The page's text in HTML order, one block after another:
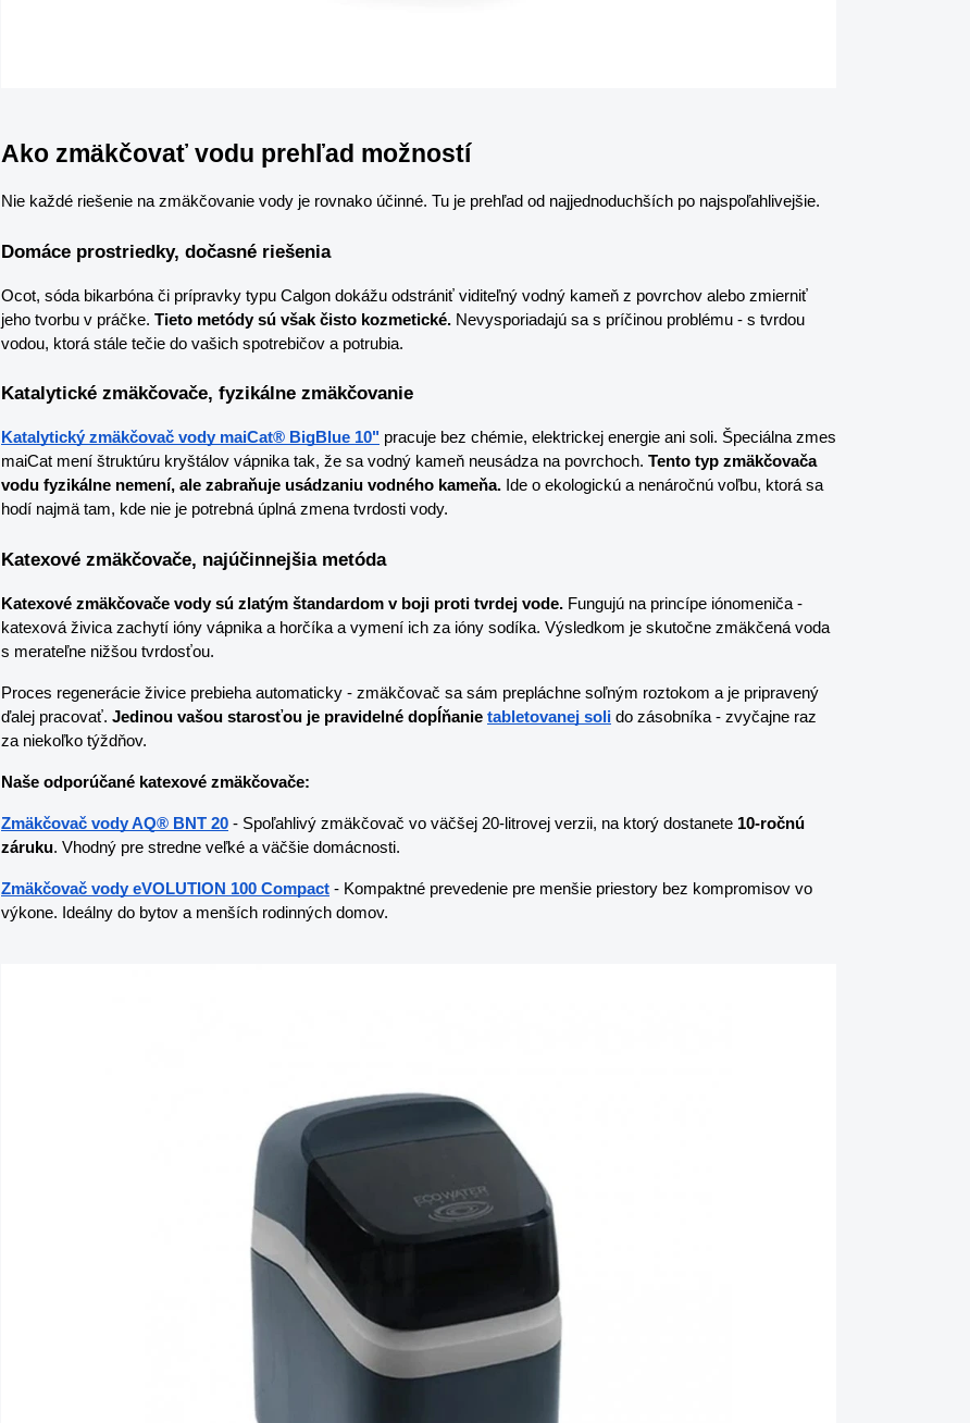
Ako zmäkčovať vodu prehľad možností
Nie každé riešenie na zmäkčovanie vody je rovnako účinné. Tu je prehľad od najjednoduchších po najspoľahlivejšie.
Domáce prostriedky, dočasné riešenia
Ocot, sóda bikarbóna či prípravky typu Calgon dokážu odstrániť viditeľný vodný kameň z povrchov alebo zmierniť
jeho tvorbu v práčke. Tieto metódy sú však čisto kozmetické. Nevysporiadajú sa s príčinou problému - s tvrdou
vodou, ktorá stále tečie do vašich spotrebičov a potrubia.
Katalytické zmäkčovače, fyzikálne zmäkčovanie
Katalytický zmäkčovač vody maiCat® BigBlue 10" pracuje bez chémie, elektrickej energie ani soli. Špeciálna zmes
maiCat mení štruktúru kryštálov vápnika tak, že sa vodný kameň neusádza na povrchoch. Tento typ zmäkčovača
vodu fyzikálne nemení, ale zabraňuje usádzaniu vodného kameňa. Ide o ekologickú a nenáročnú voľbu, ktorá sa
hodí najmä tam, kde nie je potrebná úplná zmena tvrdosti vody.
Katexové zmäkčovače, najúčinnejšia metóda
Katexové zmäkčovače vody sú zlatým štandardom v boji proti tvrdej vode. Fungujú na princípe iónomeniča -
katexová živica zachytí ióny vápnika a horčíka a vymení ich za ióny sodíka. Výsledkom je skutočne zmäkčená voda
s merateľne nižšou tvrdosťou.
Proces regenerácie živice prebieha automaticky - zmäkčovač sa sám prepláchne soľným roztokom a je pripravený
ďalej pracovať. Jedinou vašou starosťou je pravidelné dopĺňanie tabletovanej soli do zásobníka - zvyčajne raz
za niekoľko týždňov.
Naše odporúčané katexové zmäkčovače:
Zmäkčovač vody AQ® BNT 20 - Spoľahlivý zmäkčovač vo väčšej 20-litrovej verzii, na ktorý dostanete 10-ročnú
záruku. Vhodný pre stredne veľké a väčšie domácnosti.
Zmäkčovač vody eVOLUTION 100 Compact - Kompaktné prevedenie pre menšie priestory bez kompromisov vo
výkone. Ideálny do bytov a menších rodinných domov.